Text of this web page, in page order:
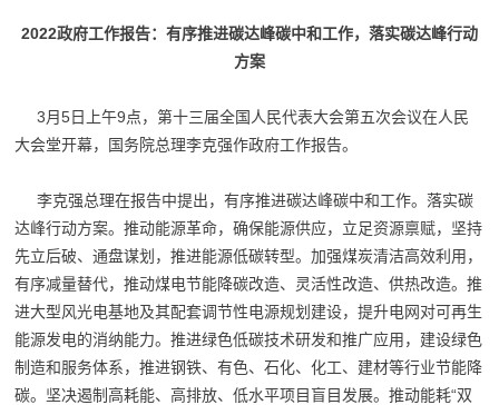
2022政府工作报告：有序推进碳达峰碳中和工作，落实碳达峰行动
方案
3月5日上午9点，第十三届全国人民代表大会第五次会议在人民
大会堂开幕，国务院总理李克强作政府工作报告。
李克强总理在报告中提出，有序推进碳达峰碳中和工作。落实碳
达峰行动方案。推动能源革命，确保能源供应，立足资源禀赋，坚持
先立后破、通盘谋划，推进能源低碳转型。加强煤炭清洁高效利用，
有序减量替代，推动煤电节能降碳改造、灵活性改造、供热改造。推
进大型风光电基地及其配套调节性电源规划建设，提升电网对可再生
能源发电的消纳能力。推进绿色低碳技术研发和推广应用，建设绿色
制造和服务体系，推进钢铁、有色、石化、化工、建材等行业节能降
碳。坚决遏制高耗能、高排放、低水平项目盲目发展。推动能耗“双